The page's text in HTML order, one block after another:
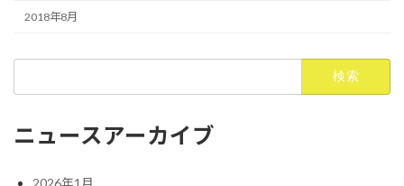
2018年8月
ニュースアーカイブ
2026年1月